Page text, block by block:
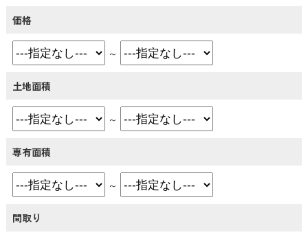
価格
～
土地面積
～
専有面積
～
間取り